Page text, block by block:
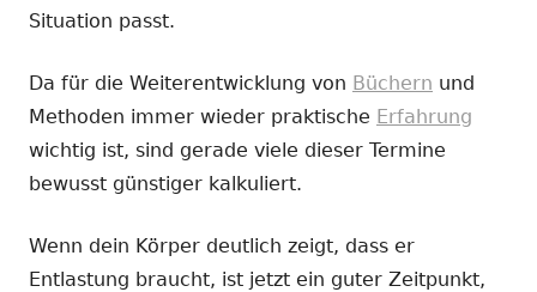
Situation passt.
Da für die Weiterentwicklung von Büchern und
Methoden immer wieder praktische Erfahrung
wichtig ist, sind gerade viele dieser Termine
bewusst günstiger kalkuliert.
Wenn dein Körper deutlich zeigt, dass er
Entlastung braucht, ist jetzt ein guter Zeitpunkt,